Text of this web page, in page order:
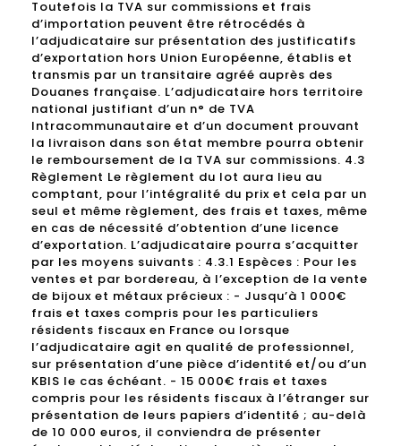
Toutefois la TVA sur commissions et frais
d’importation peuvent être rétrocédés à
l’adjudicataire sur présentation des justificatifs
d’exportation hors Union Européenne, établis et
transmis par un transitaire agréé auprès des
Douanes française. L’adjudicataire hors territoire
national justifiant d’un n° de TVA
Intracommunautaire et d’un document prouvant
la livraison dans son état membre pourra obtenir
le remboursement de la TVA sur commissions. 4.3
Règlement Le règlement du lot aura lieu au
comptant, pour l’intégralité du prix et cela par un
seul et même règlement, des frais et taxes, même
en cas de nécessité d’obtention d’une licence
d’exportation. L’adjudicataire pourra s’acquitter
par les moyens suivants : 4.3.1 Espèces : Pour les
ventes et par bordereau, à l’exception de la vente
de bijoux et métaux précieux : - Jusqu’à 1 000€
frais et taxes compris pour les particuliers
résidents fiscaux en France ou lorsque
l’adjudicataire agit en qualité de professionnel,
sur présentation d’une pièce d’identité et/ou d’un
KBIS le cas échéant. - 15 000€ frais et taxes
compris pour les résidents fiscaux à l’étranger sur
présentation de leurs papiers d’identité ; au-delà
de 10 000 euros, il conviendra de présenter